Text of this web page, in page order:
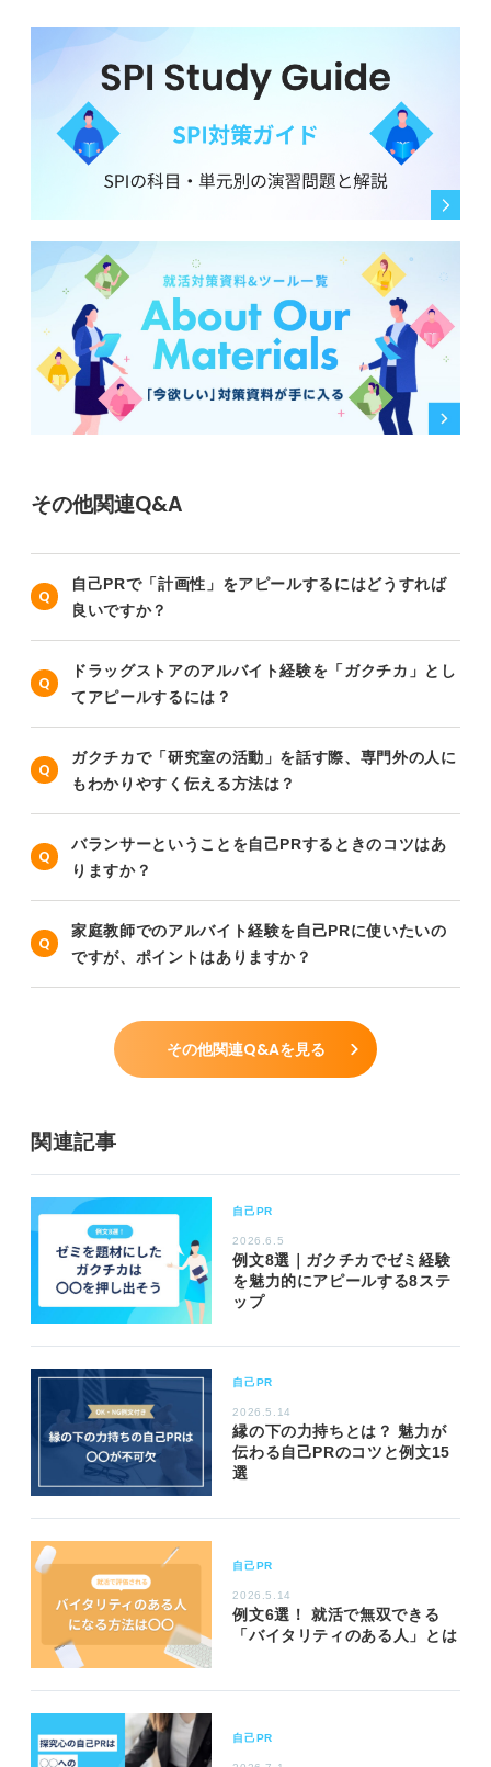
その他関連Q&A
自己PRで「計画性」をアピールするにはどうすれば
良いですか？
ドラッグストアのアルバイト経験を「ガクチカ」とし
てアピールするには？
ガクチカで「研究室の活動」を話す際、専門外の人に
もわかりやすく伝える方法は？
バランサーということを自己PRするときのコツはあ
りますか？
家庭教師でのアルバイト経験を自己PRに使いたいの
ですが、ポイントはありますか？
その他関連Q&Aを見る
関連記事
自己PR
2026.6.5
例文8選｜ガクチカでゼミ経験
を魅力的にアピールする8ステ
ップ
自己PR
2026.5.14
縁の下の力持ちとは？ 魅力が
伝わる自己PRのコツと例文15
選
自己PR
2026.5.14
例文6選！ 就活で無双できる
「バイタリティのある人」とは
自己PR